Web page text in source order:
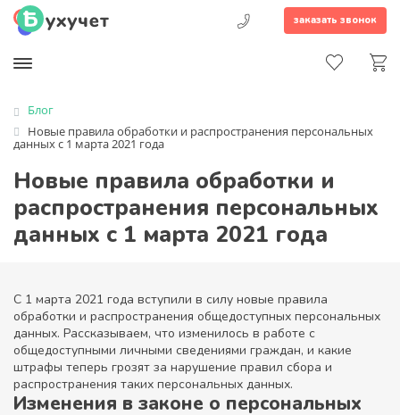
заказать звонок
Блог
Новые правила обработки и распространения персональных
данных с 1 марта 2021 года
Новые правила обработки и
распространения персональных
данных с 1 марта 2021 года
С 1 марта 2021 года вступили в силу новые правила
обработки и распространения общедоступных персональных
данных. Рассказываем, что изменилось в работе с
общедоступными личными сведениями граждан, и какие
штрафы теперь грозят за нарушение правил сбора и
распространения таких персональных данных.
Изменения в законе о персональных